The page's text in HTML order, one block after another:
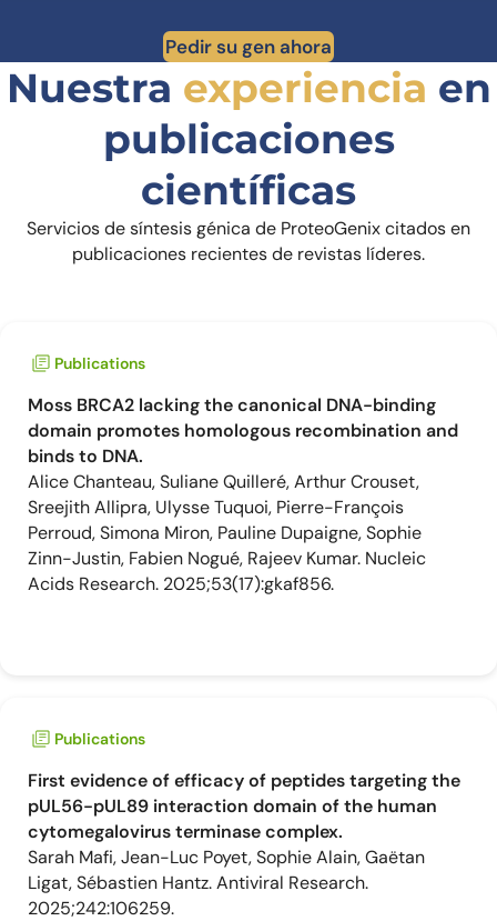
Pedir su gen ahora
Nuestra experiencia en
publicaciones
científicas
Servicios de síntesis génica de ProteoGenix citados en
publicaciones recientes de revistas líderes.
Publications
Moss BRCA2 lacking the canonical DNA-binding
domain promotes homologous recombination and
binds to DNA.
Alice Chanteau, Suliane Quilleré, Arthur Crouset,
Sreejith Allipra, Ulysse Tuquoi, Pierre-François
Perroud, Simona Miron, Pauline Dupaigne, Sophie
Zinn-Justin, Fabien Nogué, Rajeev Kumar. Nucleic
Acids Research. 2025;53(17):gkaf856.
Publications
First evidence of efficacy of peptides targeting the
pUL56-pUL89 interaction domain of the human
cytomegalovirus terminase complex.
Sarah Mafi, Jean-Luc Poyet, Sophie Alain, Gaëtan
Ligat, Sébastien Hantz. Antiviral Research.
2025;242:106259.